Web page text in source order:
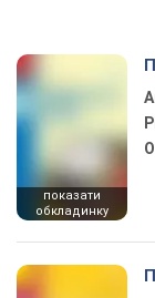
показати
обкладинку